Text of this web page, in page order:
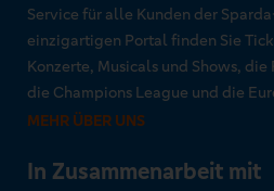
Service für alle Kunden der
einzigartigen Portal finden Sie
Konzerte, Musicals und Shows,
die Champions League und die
MEHR ÜBER UNS
In Zusammenarbeit mit